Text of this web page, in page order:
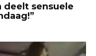
deelt sensuele